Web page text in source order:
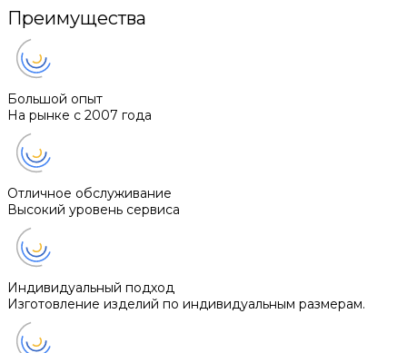
Преимущества
Большой опыт
На рынке с 2007 года
Отличное обслуживание
Высокий уровень сервиса
Индивидуальный подход
Изготовление изделий по индивидуальным размерам.